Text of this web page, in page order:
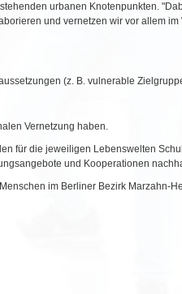
urbanen Knotenpunkten.
und vernetzen wir vor allem
(z. B. vulnerable
Vernetzung haben.
für die jeweiligen Lebenswelten
und Kooperationen
im Berliner Bezirk Marzahn-